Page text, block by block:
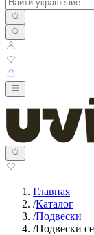
Главная
/Каталог
/Подвески
/Подвески